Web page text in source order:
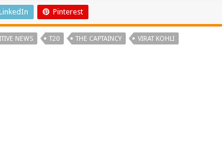
Pinterest
NEWS T20 THE CAPTAINCY
VIRAT KOHLI